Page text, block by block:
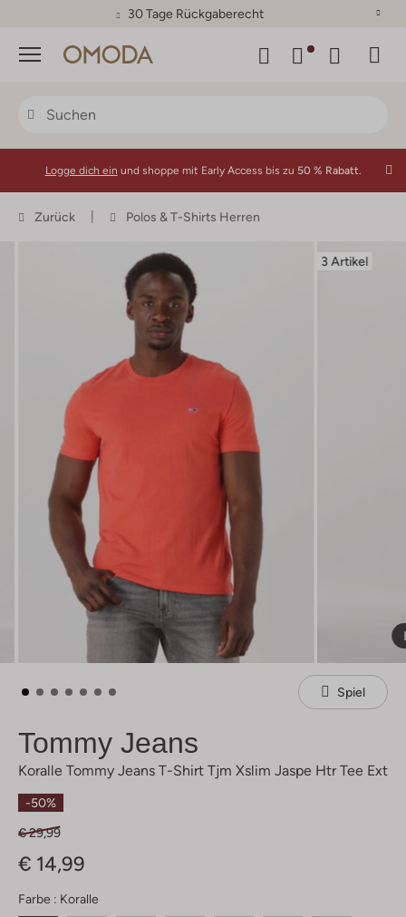
30 Tage Rückgaberecht
Menü
Logge dich ein und shoppe mit Early Access bis zu 50 % Rabatt.
Zurück Polos & T-Shirts Herren
3 Artikel
Spiel
Tommy Jeans
Koralle Tommy Jeans T-Shirt Tjm Xslim Jaspe Htr Tee Ext
-50%
€ 29,99
€ 14,99
Farbe : Koralle